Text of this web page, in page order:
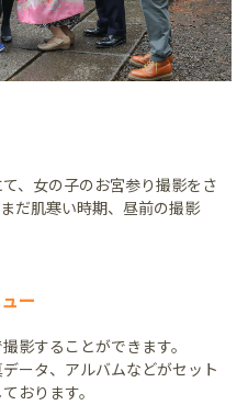
、女の子のお宮参り撮影をさ
だ肌寒い時期、昼前の撮影
ー
影することができます。
ータ、アルバムなどがセット
おります。